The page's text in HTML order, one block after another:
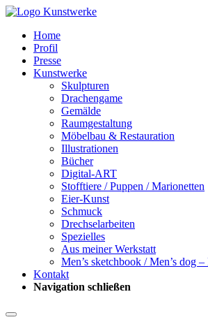
Home
Profil
Presse
Kunstwerke
Skulpturen
Drachengame
Gemälde
Raumgestaltung
Möbelbau & Restauration
Illustrationen
Bücher
Digital-ART
Stofftiere / Puppen / Marionetten
Eier-Kunst
Schmuck
Drechselarbeiten
Spezielles
Aus meiner Werkstatt
Men’s sketchbook / Men’s dog
Kontakt
Navigation schließen